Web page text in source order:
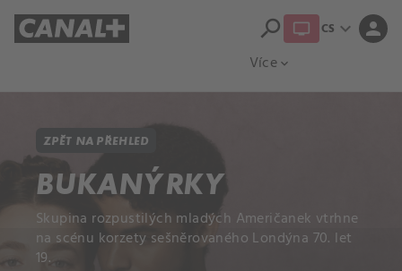
Více expand_more
search CS expand_more person
ZPĚT NA PŘEHLED
BUKANÝRKY
Skupina rozpustilých mladých Američanek vtrhne
na scénu korzety sešněrovaného Londýna 70. let
19.